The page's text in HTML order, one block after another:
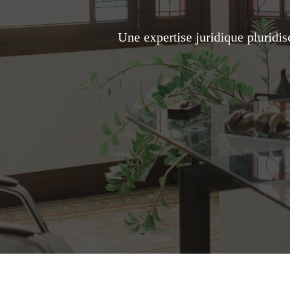
Une expertise juridique